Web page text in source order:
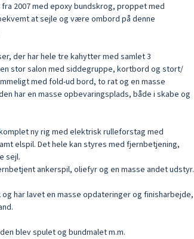
2007 med epoxy bundskrog, proppet med
at sejle og være ombord på denne
der har hele tre kahytter med samlet 3
stor salon med siddegruppe, kortbord og stort/
med fold-ud bord, to rat og en masse
har en masse opbevaringsplads, både i skabe og
ny rig med elektrisk rulleforstag med
elspil. Det hele kan styres med fjernbetjening,
sejl.
ankerspil, oliefyr og en masse andet udstyr.
har lavet en masse opdateringer og finisharbejde,
blev spulet og bundmalet m.m.